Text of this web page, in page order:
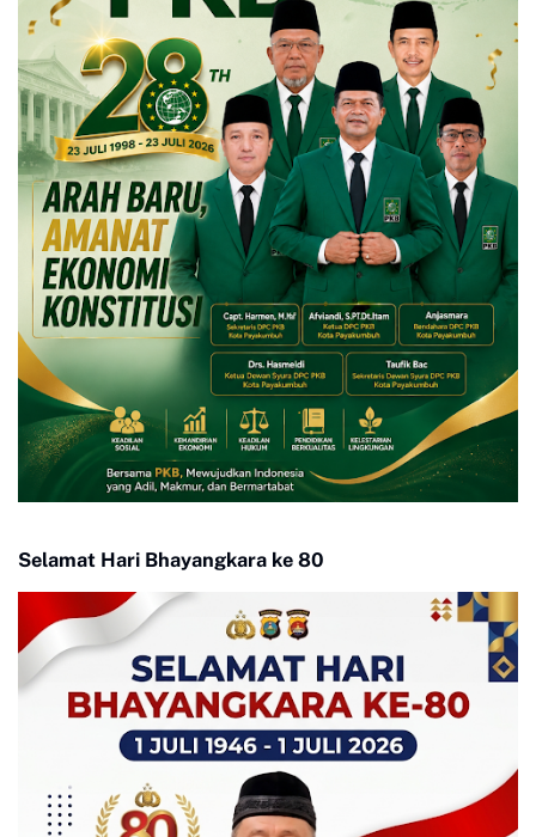
Selamat Hari Bhayangkara ke 80